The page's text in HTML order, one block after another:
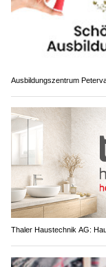
Ausbildungszentrum
Thaler Haustechnik AG: